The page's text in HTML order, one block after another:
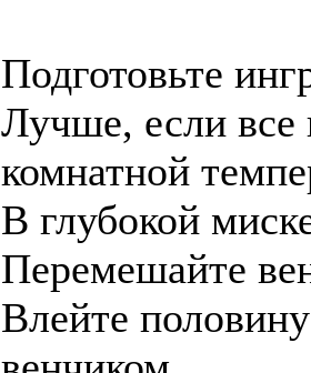
Подготовьте
Лучше, если все
комнатной
В глубокой
Перемешайте
Влейте